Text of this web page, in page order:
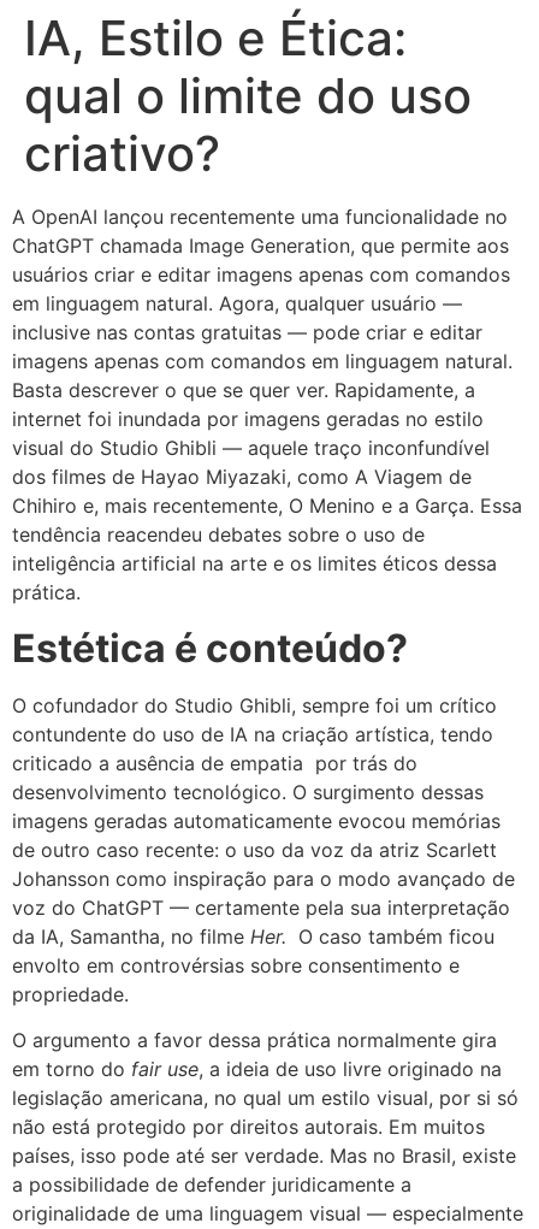
IA, Estilo e Ética:
qual o limite do uso
criativo?
A OpenAI lançou recentemente uma funcionalidade no
ChatGPT chamada Image Generation, que permite aos
usuários criar e editar imagens apenas com comandos
em linguagem natural. Agora, qualquer usuário —
inclusive nas contas gratuitas — pode criar e editar
imagens apenas com comandos em linguagem natural.
Basta descrever o que se quer ver. Rapidamente, a
internet foi inundada por imagens geradas no estilo
visual do Studio Ghibli — aquele traço inconfundível
dos filmes de Hayao Miyazaki, como A Viagem de
Chihiro e, mais recentemente, O Menino e a Garça. Essa
tendência reacendeu debates sobre o uso de
inteligência artificial na arte e os limites éticos dessa
prática.
Estética é conteúdo?
O cofundador do Studio Ghibli, sempre foi um crítico
contundente do uso de IA na criação artística, tendo
criticado a ausência de empatia por trás do
desenvolvimento tecnológico. O surgimento dessas
imagens geradas automaticamente evocou memórias
de outro caso recente: o uso da voz da atriz Scarlett
Johansson como inspiração para o modo avançado de
voz do ChatGPT — certamente pela sua interpretação
da IA, Samantha, no filme Her. O caso também ficou
envolto em controvérsias sobre consentimento e
propriedade.
O argumento a favor dessa prática normalmente gira
em torno do fair use, a ideia de uso livre originado na
legislação americana, no qual um estilo visual, por si só
não está protegido por direitos autorais. Em muitos
países, isso pode até ser verdade. Mas no Brasil, existe
a possibilidade de defender juridicamente a
originalidade de uma linguagem visual — especialmente